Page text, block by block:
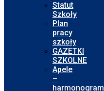
Statut
Szkoły
Plan
pracy
szkoły
GAZETKI
SZKOLNE
Apele
–
harmonogram